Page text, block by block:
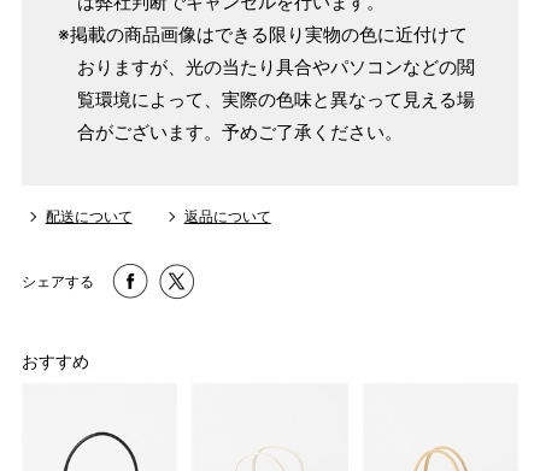
※掲載の商品画像はできる限り実物の色に近付けて
おりますが、光の当たり具合やパソコンなどの閲
覧環境によって、実際の色味と異なって見える場
合がございます。予めご了承ください。
配送について 返品について
シェアする
おすすめ